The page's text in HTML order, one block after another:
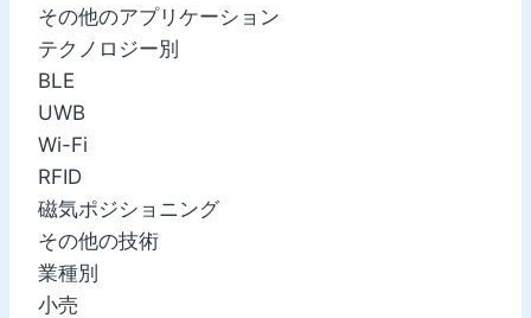
その他のアプリケーション
テクノロジー別
BLE
UWB
Wi-Fi
RFID
磁気ポジショニング
その他の技術
業種別
小売